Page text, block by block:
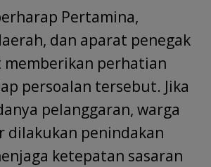
Pertamina,
dan aparat penegak
perhatian
persoalan tersebut. Jika
pelanggaran, warga
dilakukan penindakan
ketepatan sasaran